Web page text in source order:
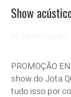
Show
30 DE OUTUBRO
PROMOÇÃO
show do Jota
tudo isso por